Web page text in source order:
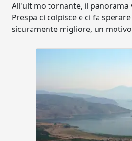
All'ultimo tornante, il panorama
Prespa ci colpisce e ci fa
sicuramente migliore, un